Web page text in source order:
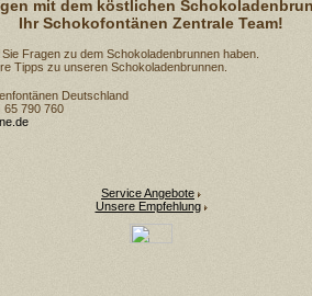
mit dem köstlichen
Ihr Schokofontänen Zentrale Team!
Fragen zu dem Schokoladenbrunnen haben.
Tipps zu unseren Schokoladenbrunnen.
Deutschland
65 790 760
Service Angebote
Unsere Empfehlung